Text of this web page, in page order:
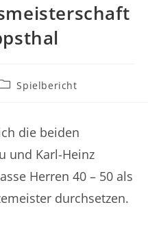
Spielbericht
die beiden
und Karl-Heinz
Herren 40 – 50 als
durchsetzen.